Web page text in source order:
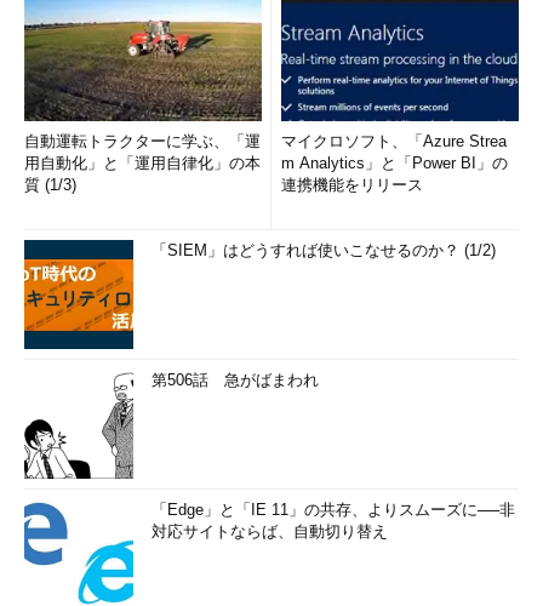
自動運転トラクターに学ぶ、「運
用自動化」と「運用自律化」の本
質 (1/3)
マイクロソフト、「Azure Strea
m Analytics」と「Power BI」の
連携機能をリリース
「SIEM」はどうすれば使いこなせるのか？ (1/2)
第506話 急がばまわれ
「Edge」と「IE 11」の共存、よりスムーズに──非
対応サイトならば、自動切り替え